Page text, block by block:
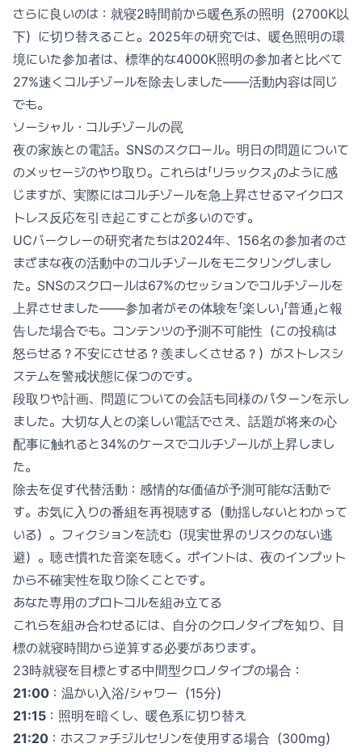
さらに良いのは：就寝2時間前から暖色系の照明（2700K以
下）に切り替えること。2025年の研究では、暖色照明の環
境にいた参加者は、標準的な4000K照明の参加者と比べて
27%速くコルチゾールを除去しました——活動内容は同じ
でも。
ソーシャル・コルチゾールの罠
夜の家族との電話。SNSのスクロール。明日の問題について
のメッセージのやり取り。これらは「リラックス」のように感
じますが、実際にはコルチゾールを急上昇させるマイクロス
トレス反応を引き起こすことが多いのです。
UCバークレーの研究者たちは2024年、156名の参加者のさ
まざまな夜の活動中のコルチゾールをモニタリングしまし
た。SNSのスクロールは67%のセッションでコルチゾールを
上昇させました——参加者がその体験を「楽しい」「普通」と報
告した場合でも。コンテンツの予測不可能性（この投稿は
怒らせる？不安にさせる？羨ましくさせる？）がストレスシ
ステムを警戒状態に保つのです。
段取りや計画、問題についての会話も同様のパターンを示し
ました。大切な人との楽しい電話でさえ、話題が将来の心
配事に触れると34%のケースでコルチゾールが上昇しまし
た。
除去を促す代替活動：感情的な価値が予測可能な活動で
す。お気に入りの番組を再視聴する（動揺しないとわかって
いる）。フィクションを読む（現実世界のリスクのない逃
避）。聴き慣れた音楽を聴く。ポイントは、夜のインプット
から不確実性を取り除くことです。
あなた専用のプロトコルを組み立てる
これらを組み合わせるには、自分のクロノタイプを知り、目
標の就寝時間から逆算する必要があります。
23時就寝を目標とする中間型クロノタイプの場合：
21:00 ：温かい入浴/シャワー（15分）
21:15 ：照明を暗くし、暖色系に切り替え
21:20 ：ホスファチジルセリンを使用する場合（300mg）